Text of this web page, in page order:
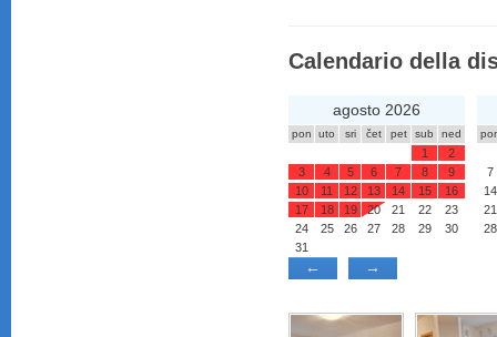
Calendario della
agosto 2026
pon uto sri čet pet sub ned
1
2
3
4 5 6 7 8
9
10
11 12 13 14 15
16
17
18 19 20 21 22
23
24
25 26 27 28 29
30
31
7
14
21
28
← →